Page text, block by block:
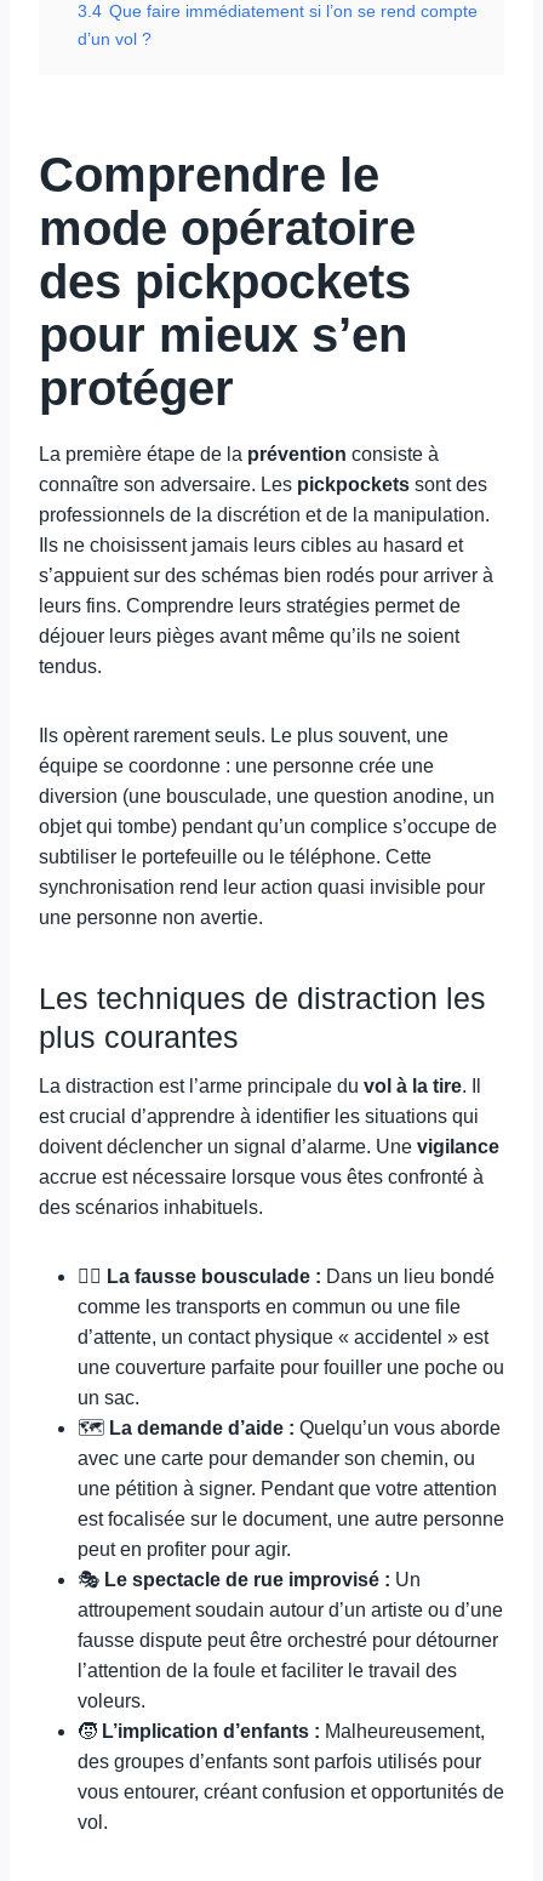
3.4 Que faire immédiatement si l’on se rend compte
d’un vol ?
Comprendre le
mode opératoire
des pickpockets
pour mieux s’en
protéger
La première étape de la prévention consiste à
connaître son adversaire. Les pickpockets sont des
professionnels de la discrétion et de la manipulation.
Ils ne choisissent jamais leurs cibles au hasard et
s’appuient sur des schémas bien rodés pour arriver à
leurs fins. Comprendre leurs stratégies permet de
déjouer leurs pièges avant même qu’ils ne soient
tendus.
Ils opèrent rarement seuls. Le plus souvent, une
équipe se coordonne : une personne crée une
diversion (une bousculade, une question anodine, un
objet qui tombe) pendant qu’un complice s’occupe de
subtiliser le portefeuille ou le téléphone. Cette
synchronisation rend leur action quasi invisible pour
une personne non avertie.
Les techniques de distraction les
plus courantes
La distraction est l’arme principale du vol à la tire. Il
est crucial d’apprendre à identifier les situations qui
doivent déclencher un signal d’alarme. Une vigilance
accrue est nécessaire lorsque vous êtes confronté à
des scénarios inhabituels.
🚶‍♂️ La fausse bousculade : Dans un lieu bondé
comme les transports en commun ou une file
d’attente, un contact physique « accidentel » est
une couverture parfaite pour fouiller une poche ou
un sac.
🗺️ La demande d’aide : Quelqu’un vous aborde
avec une carte pour demander son chemin, ou
une pétition à signer. Pendant que votre attention
est focalisée sur le document, une autre personne
peut en profiter pour agir.
🎭 Le spectacle de rue improvisé : Un
attroupement soudain autour d’un artiste ou d’une
fausse dispute peut être orchestré pour détourner
l’attention de la foule et faciliter le travail des
voleurs.
🧒 L’implication d’enfants : Malheureusement,
des groupes d’enfants sont parfois utilisés pour
vous entourer, créant confusion et opportunités de
vol.